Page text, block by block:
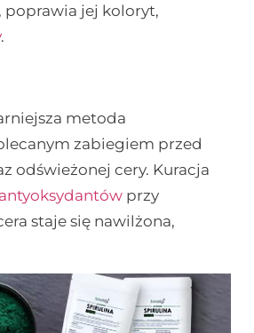
poprawia jej koloryt,
.
metoda
zabiegiem przed
odświeżonej cery. Kuracja
antyoksydantów przy
staje się nawilżona,